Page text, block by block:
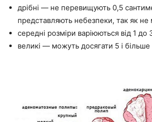
дрібні — не перевищують 0,5
представляють небезпеки, так як не
середні розміри варіюються від 1 до
великі — можуть досягати 5 і більше